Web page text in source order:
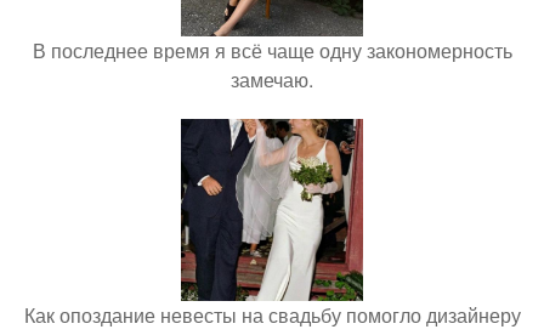
В последнее время я всё чаще одну закономерность
замечаю.
Как опоздание невесты на свадьбу помогло дизайнеру